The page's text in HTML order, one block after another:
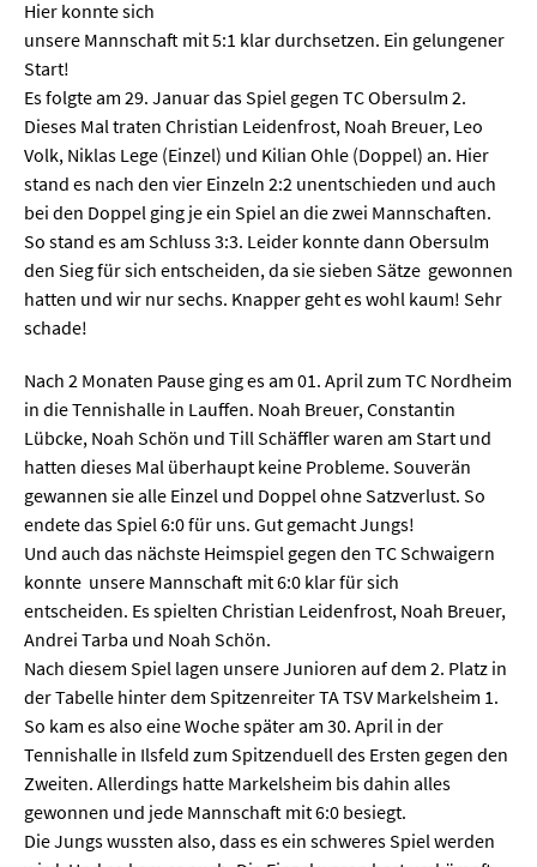
Es folgte am 29. Januar das Spiel gegen TC Obersulm 2.
Dieses Mal traten Christian Leidenfrost, Noah Breuer, Leo
Volk, Niklas Lege (Einzel) und Kilian Ohle (Doppel) an. Hier
stand es nach den vier Einzeln 2:2 unentschieden und auch
bei den Doppel ging je ein Spiel an die zwei Mannschaften.
So stand es am Schluss 3:3. Leider konnte dann Obersulm
den Sieg für sich entscheiden, da sie sieben Sätze gewonnen
hatten und wir nur sechs. Knapper geht es wohl kaum! Sehr
schade!
Nach 2 Monaten Pause ging es am 01. April zum TC Nordheim
Lübcke, Noah Schön und Till Schäffler waren am Start und
hatten dieses Mal überhaupt keine Probleme. Souverän
gewannen sie alle Einzel und Doppel ohne Satzverlust. So
endete das Spiel 6:0 für uns. Gut gemacht Jungs!
Und auch das nächste Heimspiel gegen den TC Schwaigern
konnte unsere Mannschaft mit 6:0 klar für sich
entscheiden. Es spielten Christian Leidenfrost, Noah Breuer,
Andrei Tarba und Noah Schön.
Nach diesem Spiel lagen unsere Junioren auf dem 2. Platz in
der Tabelle hinter dem Spitzenreiter TA TSV Markelsheim 1.
So kam es also eine Woche später am 30. April in der
Tennishalle in Ilsfeld zum Spitzenduell des Ersten gegen den
Zweiten. Allerdings hatte Markelsheim bis dahin alles
gewonnen und jede Mannschaft mit 6:0 besiegt.
Die Jungs wussten also, dass es ein schweres Spiel werden
wird. Und so kam es auch. Die Einzel waren hart umkämpft.
Christian Leidenfrost verlor im Match Tiebreak ganz knapp